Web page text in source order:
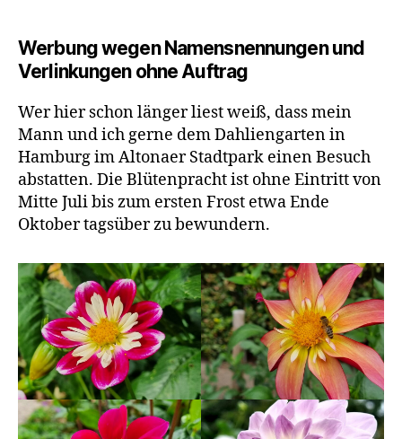
Werbung wegen Namensnennungen und
Verlinkungen ohne Auftrag
Wer hier schon länger liest weiß, dass mein
Mann und ich gerne dem Dahliengarten in
Hamburg im Altonaer Stadtpark einen Besuch
abstatten. Die Blütenpracht ist ohne Eintritt von
Mitte Juli bis zum ersten Frost etwa Ende
Oktober tagsüber zu bewundern.